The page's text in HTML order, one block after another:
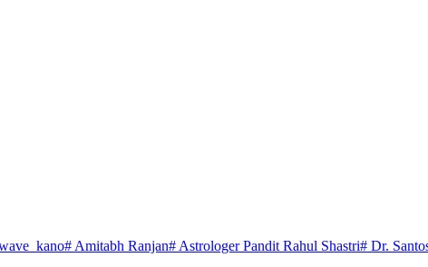
# Amitabh Ranjan# Astrologer Pandit Rahul Shastri# Dr.